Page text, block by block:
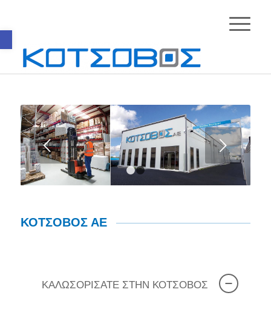
Ανοίξτε τη γραμμή εργαλείων
Next
ΚΟΤΣΟΒΟΣ ΑΕ
ΚΑΛΩΣΟΡΙΣΑΤΕ ΣΤΗΝ ΚΟΤΣΟΒΟΣ